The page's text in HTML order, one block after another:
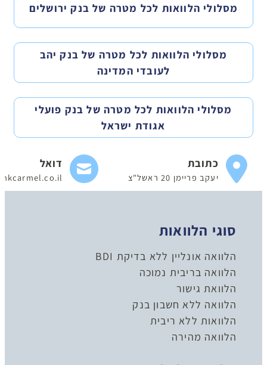
מסלולי הלוואות לכל מטרה של בנק ירושלים
מסלולי הלוואות לכל מטרה של בנק יהב
לעובדי המדינה
מסלולי הלוואות לכל מטרה של בנק פועלי
אגודת ישראל
כתובת
יעקב פריימן 20 ראשל"צ
דואל
סוגי הלוואות
הלוואה אונליין ללא בדיקת BDI
הלוואה בריבית נמוכה
הלוואת גישור
הלוואה ללא חשבון בנק
הלוואות ללא ריבית
הלוואה מהירה